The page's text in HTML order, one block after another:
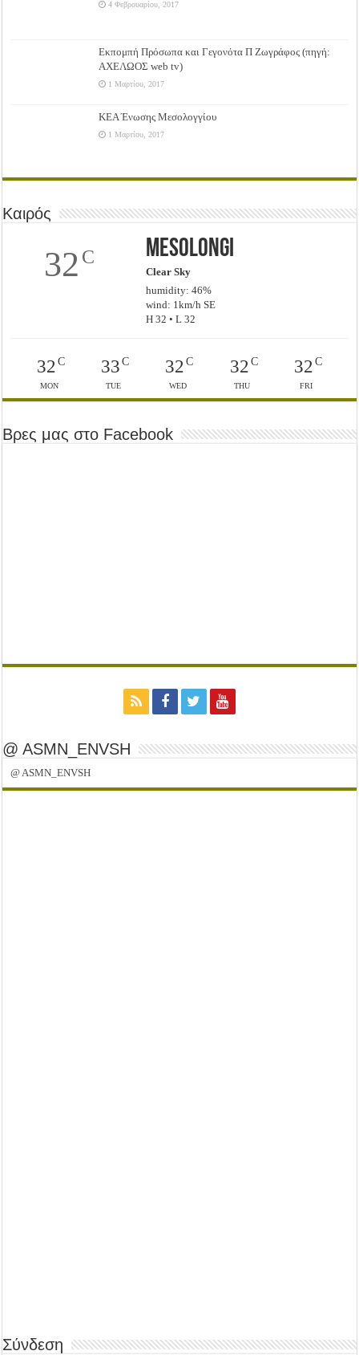
4 Φεβρουαρίου, 2017
Εκπομπή Πρόσωπα και Γεγονότα Π Ζωγράφος (πηγή:
ΑΧΕΛΩΟΣ web tv)
1 Μαρτίου, 2017
ΚΕΑ Ένωσης Μεσολογγίου
1 Μαρτίου, 2017
Καιρός
32 C Mesolongi
Clear Sky
humidity: 46%
wind: 1km/h SE
H 32 • L 32
32C
MON
33C
TUE
32 C
WED
32C
THU
32C
FRI
Βρες μας στο Facebook
@ ASMN_ENVSH
@ ASMN_ENVSH
Σύνδεση